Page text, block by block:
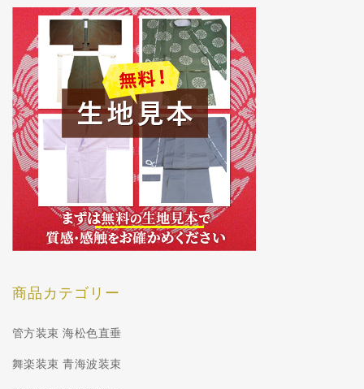
商品カテゴリー
管方装束 海松色直垂
舞楽装束 青海波装束